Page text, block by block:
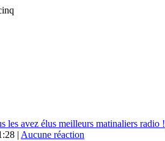
les avez élus meilleurs matinaliers radio !
| Aucune réaction